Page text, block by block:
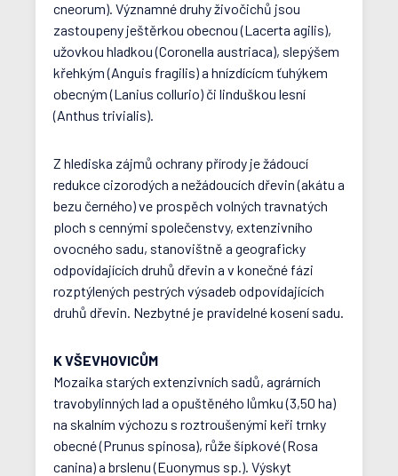
cneorum). Významné druhy živočichů jsou
zastoupeny ještěrkou obecnou (Lacerta agilis),
užovkou hladkou (Coronella austriaca), slepýšem
křehkým (Anguis fragilis) a hnízdícícm ťuhýkem
obecným (Lanius collurio) či linduškou lesní
(Anthus trivialis).
Z hlediska zájmů ochrany přírody je žádoucí
redukce cizorodých a nežádoucích dřevin (akátu a
bezu černého) ve prospěch volných travnatých
ploch s cennými společenstvy, extenzivního
ovocného sadu, stanovištně a geograficky
odpovídajících druhů dřevin a v konečné fázi
rozptýlených pestrých výsadeb odpovídajících
druhů dřevin. Nezbytné je pravidelné kosení sadu.
K VŠEVHOVICŮM
Mozaika starých extenzivních sadů, agrárních
travobylinných lad a opuštěného lůmku (3,50 ha)
na skalním výchozu s roztroušenými keři trnky
obecné (Prunus spinosa), růže šípkové (Rosa
canina) a brslenu (Euonymus sp.). Výskyt